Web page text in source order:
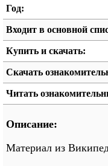
Год:
Входит в основной
Купить и скачать:
Скачать
Читать
Описание:
Материал из